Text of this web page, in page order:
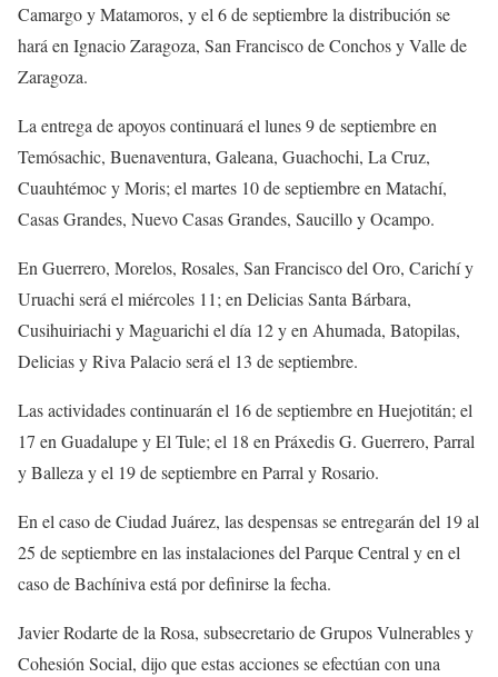
Camargo y Matamoros, y el 6 de septiembre la distribución se
hará en Ignacio Zaragoza, San Francisco de Conchos y Valle de
Zaragoza.
La entrega de apoyos continuará el lunes 9 de septiembre en
Temósachic, Buenaventura, Galeana, Guachochi, La Cruz,
Cuauhtémoc y Moris; el martes 10 de septiembre en Matachí,
Casas Grandes, Nuevo Casas Grandes, Saucillo y Ocampo.
En Guerrero, Morelos, Rosales, San Francisco del Oro, Carichí y
Uruachi será el miércoles 11; en Delicias Santa Bárbara,
Cusihuiriachi y Maguarichi el día 12 y en Ahumada, Batopilas,
Delicias y Riva Palacio será el 13 de septiembre.
Las actividades continuarán el 16 de septiembre en Huejotitán; el
17 en Guadalupe y El Tule; el 18 en Práxedis G. Guerrero, Parral
y Balleza y el 19 de septiembre en Parral y Rosario.
En el caso de Ciudad Juárez, las despensas se entregarán del 19 al
25 de septiembre en las instalaciones del Parque Central y en el
caso de Bachíniva está por definirse la fecha.
Javier Rodarte de la Rosa, subsecretario de Grupos Vulnerables y
Cohesión Social, dijo que estas acciones se efectúan con una